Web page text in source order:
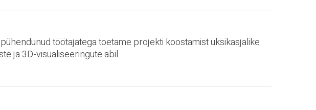
töötajatega toetame projekti koostamist üksikasjalike
ja 3D-visualiseeringute abil.